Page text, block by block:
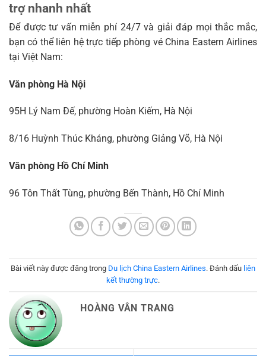
trợ nhanh nhất
Để được tư vấn miễn phí 24/7 và giải đáp mọi thắc mắc,
bạn có thể liên hệ trực tiếp phòng vé China Eastern Airlines
tại Việt Nam:
Văn phòng Hà Nội
95H Lý Nam Đế, phường Hoàn Kiếm, Hà Nội
8/16 Huỳnh Thúc Kháng, phường Giảng Võ, Hà Nội
Văn phòng Hồ Chí Minh
96 Tôn Thất Tùng, phường Bến Thành, Hồ Chí Minh
Bài viết này được đăng trong Du lịch China Eastern Airlines. Đánh dấu liên
kết thường trực.
HOÀNG VÂN TRANG